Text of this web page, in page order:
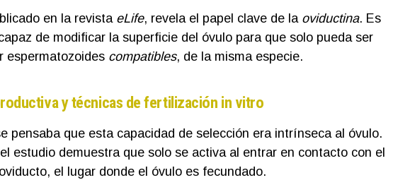
en la revista eLife, revela el papel clave de la oviductina. Es
de modificar la superficie del óvulo para que solo pueda ser
espermatozoides compatibles, de la misma especie.
y técnicas de fertilización in vitro
pensaba que esta capacidad de selección era intrínseca al óvulo.
estudio demuestra que solo se activa al entrar en contacto con el
el lugar donde el óvulo es fecundado.